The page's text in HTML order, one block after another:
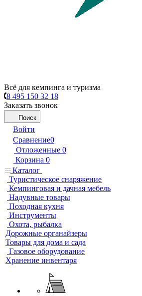
Всё для кемпинга и туризма
8 495 150 32 18
Заказать звонок
Поиск
Войти
Сравнение0
Отложенные 0
Корзина 0
Каталог
Туристическое снаряжение
Кемпинговая и дачная мебель
Надувные товары
Походная кухня
Инструменты
Охота, рыбалка
Дорожные органайзеры
Товары для дома и сада
Газовое оборудование
Хранение инвентаря